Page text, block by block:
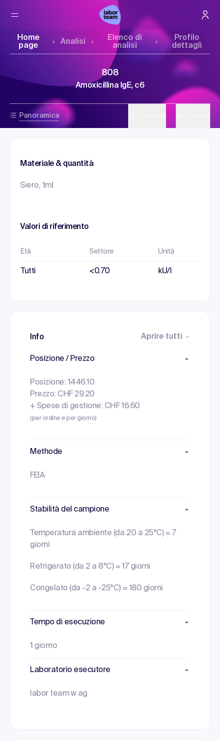
Home
page
Analisi
Elenco di
analisi
Profilo
dettagli
Panoramica
808
Amoxicillina IgE, c6
Materiale & quantità
Siero, 1ml
Valori di riferimento
Età Settore Unità
Tutti <0.70 kU/l
Info Aprire tutti
Posizione / Prezzo
Posizione: 1446.10
Prezzo: CHF 29.20
+ Spese di gestione: CHF 16.60
(per ordine e per giorno)
Methode
FEIA
Stabilità del campione
Temperatura ambiente (da 20 a 25°C) = 7
giorni
Refrigerato (da 2 a 8°C) = 17 giorni
Congelato (da -2 a -25°C) = 180 giorni
Tempo di esecuzione
1 giorno
Laboratorio esecutore
labor team w ag